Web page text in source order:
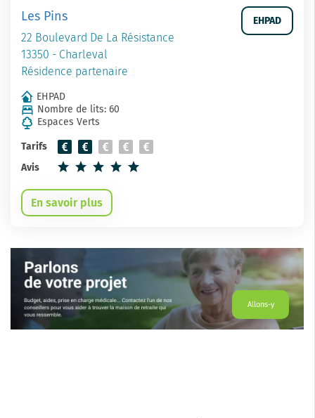
Les Pins
22 Boulevard De La Résistance
13350 - Charleval
Résidence partenaire
EHPAD
EHPAD
Nombre de lits: 60
Espaces Verts
Tarifs
Avis
En savoir plus
Allons-y